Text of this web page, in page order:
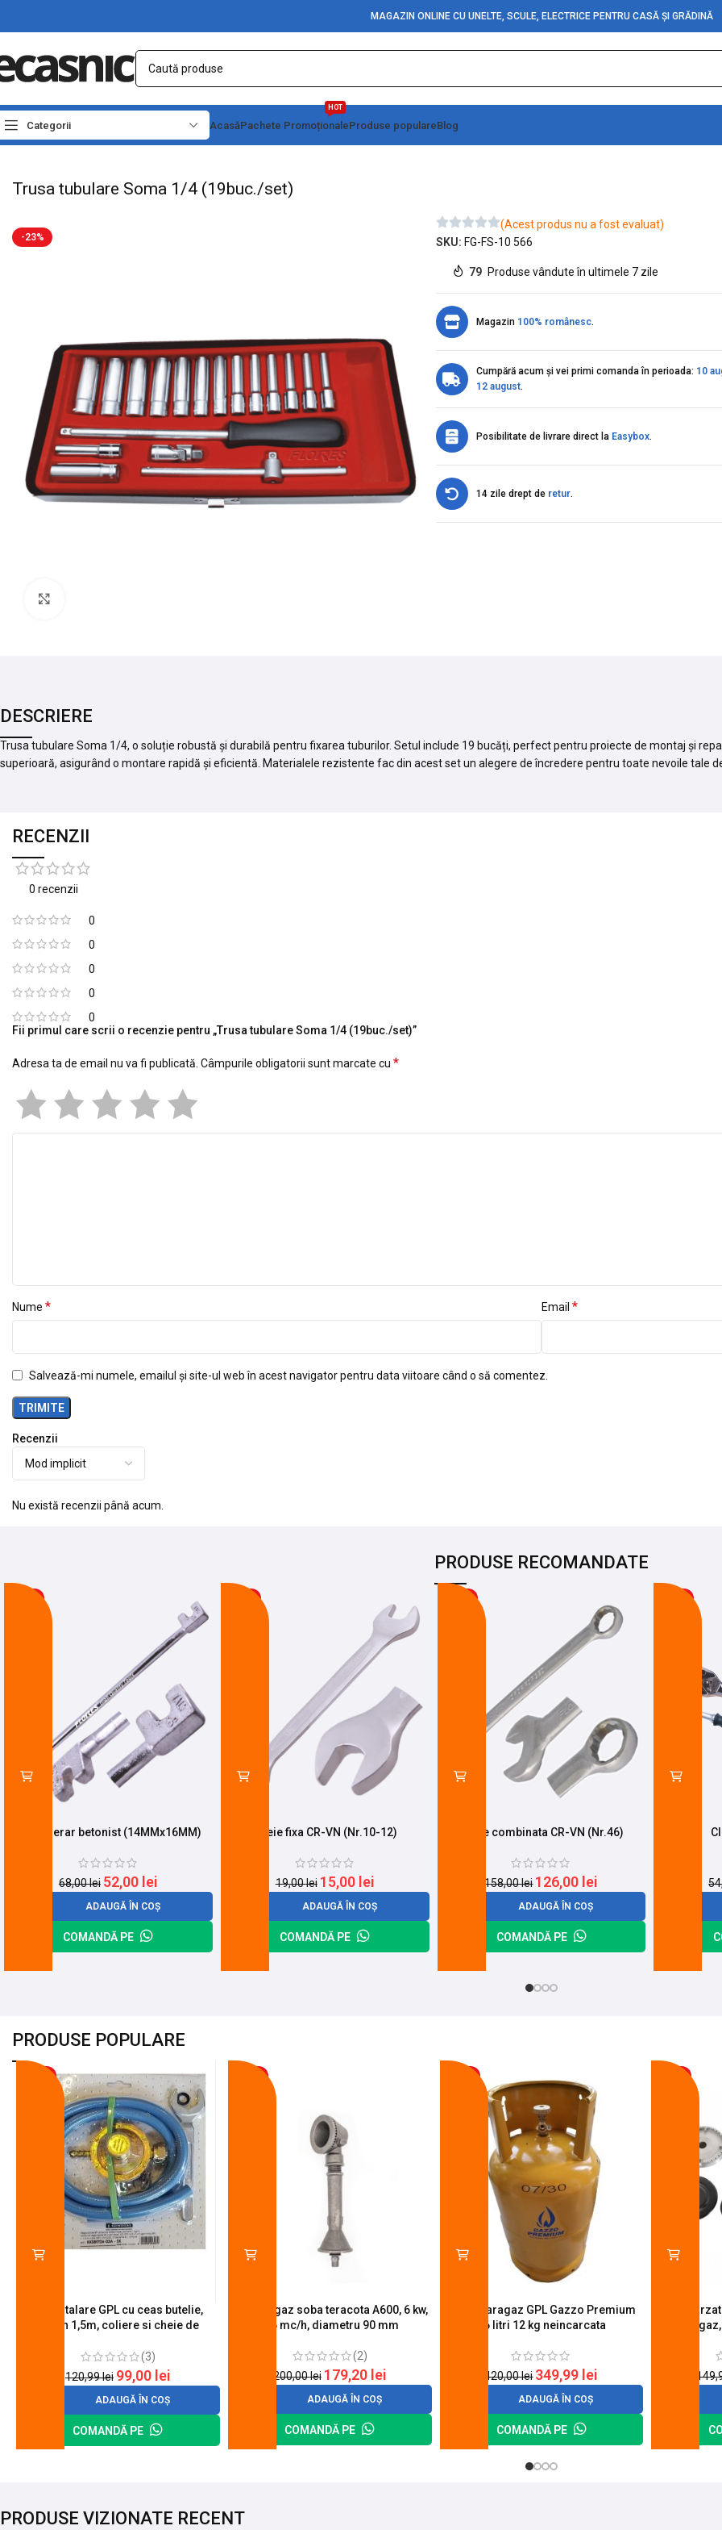
MAGAZIN ONLINE CU UNELTE, SCULE, ELECTRICE PENTRU CASĂ ȘI GRĂDINĂ
Categorii AcasăPachete Promoționale
HOT
Produse populareBlog
Prima pagină Scule - Unelte Chei, capete tubulare si truse
Trusa tubulare Soma 1/4 (19buc./set)
-23%
(Acest produs nu a fost evaluat)
SKU: FG-FS-10 566
79 Produse vândute în ultimele 7 zile
Magazin 100% românesc.
Cumpără acum și vei primi comanda în perioada: 10
12 august.
Posibilitate de livrare direct la Easybox.
14 zile drept de retur.
DESCRIERE
Trusa tubulare Soma 1/4, o soluție robustă și durabilă pentru fixarea tuburilor. Setul include 19 bucăți, perfect pentru proiecte de montaj și
superioară, asigurând o montare rapidă și eficientă. Materialele rezistente fac din acest set un alegere de încredere pentru toate nevoile tale
RECENZII
0 recenzii
0
0
0
0
0
Recenzii
Nu există recenzii până acum.
Fii primul care scrii o recenzie pentru „Trusa tubulare Soma 1/4 (19buc./set)”
Adresa ta de email nu va fi publicată. Câmpurile obligatorii sunt marcate cu *
Nume * Email *
Salvează-mi numele, emailul și site-ul web în acest navigator pentru data viitoare când o să comentez.
PRODUSE RECOMANDATE
Cheie fierar betonist (14MMx16MM)
68,00lei 52,00 lei
ADAUGĂ ÎN COȘ
COMANDĂ PE
Cheie fixa CR-VN (Nr.10-12)
19,00lei 15,00 lei
ADAUGĂ ÎN COȘ
COMANDĂ PE
Cheie combinata CR-VN (Nr.46)
158,00lei 126,00 lei
ADAUGĂ ÎN COȘ
COMANDĂ PE
PRODUSE POPULARE
Kit instalare GPL cu ceas butelie,
furtun 1,5m, coliere si cheie de
(3)
120,99lei 99,00 lei
ADAUGĂ ÎN COȘ
COMANDĂ PE
Arzator gaz soba teracota A600, 6 kw,
0.6 mc/h, diametru 90 mm
(2)
200,00lei 179,20 lei
ADAUGĂ ÎN COȘ
COMANDĂ PE
Butelie aragaz GPL Gazzo Premium
26 litri 12 kg neincarcata
420,00lei 349,99 lei
ADAUGĂ ÎN COȘ
COMANDĂ PE
Set 4
PRODUSE VIZIONATE RECENT